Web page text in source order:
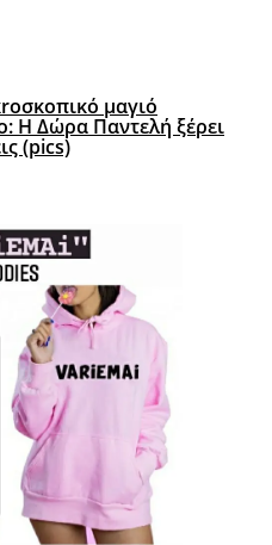
μαγιό
Η Δώρα Παντελή ξέρει
(pics)